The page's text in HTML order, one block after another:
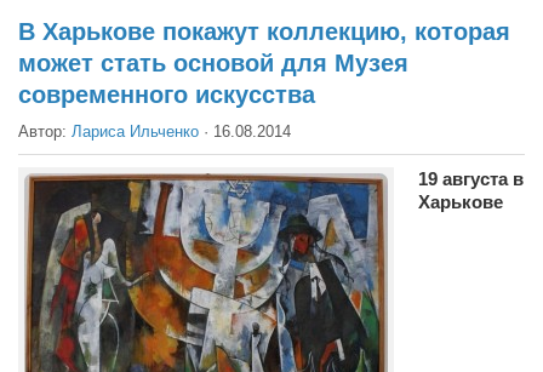
Выборы
Деньги
Традиции
Опросы
Экология
Здоровье
Здоровый образ жизни
Сам себе доктор
В Харькове покажут коллекцию, которая
может стать основой для Музея
современного искусства
Автор: Лариса Ильченко · 16.08.2014
19 августа в
Харькове